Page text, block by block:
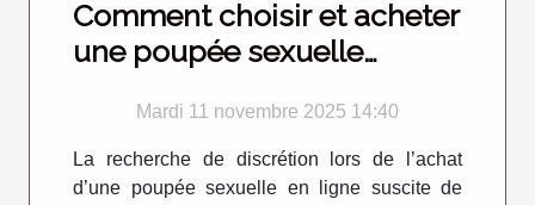
Comment choisir et acheter
une poupée sexuelle
Mardi 11 novembre 2025 14:40
La recherche de discrétion lors de l’achat
d’une poupée sexuelle en ligne suscite de